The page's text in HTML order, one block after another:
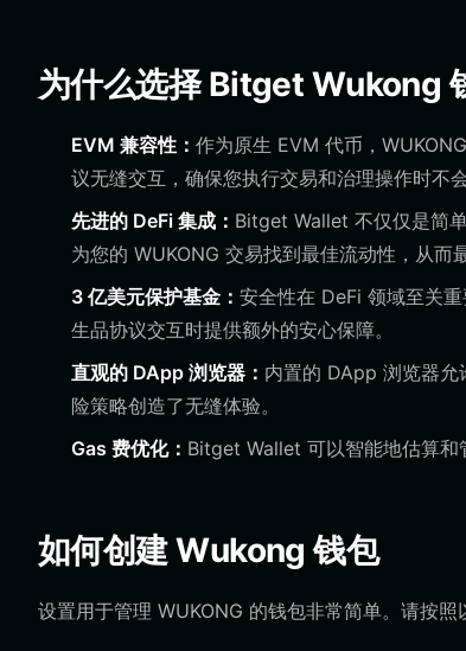
为什么选择 Bitget Wukong
EVM 兼容性： 作为原生 EVM 代币，
议无缝交互，确保您执行交易和治理操作时不
先进的 DeFi 集成： Bitget Wallet 不仅仅是简
为您的 WUKONG 交易找到最佳流动性，从而
3 亿美元保护基金： 安全性在 DeFi 领域至关
生品协议交互时提供额外的安心保障。
直观的 DApp 浏览器： 内置的 DApp 浏览器允
险策略创造了无缝体验。
Gas 费优化： Bitget Wallet 可以智能地估算和
如何创建 Wukong 钱包
设置用于管理 WUKONG 的钱包非常简单。请按照